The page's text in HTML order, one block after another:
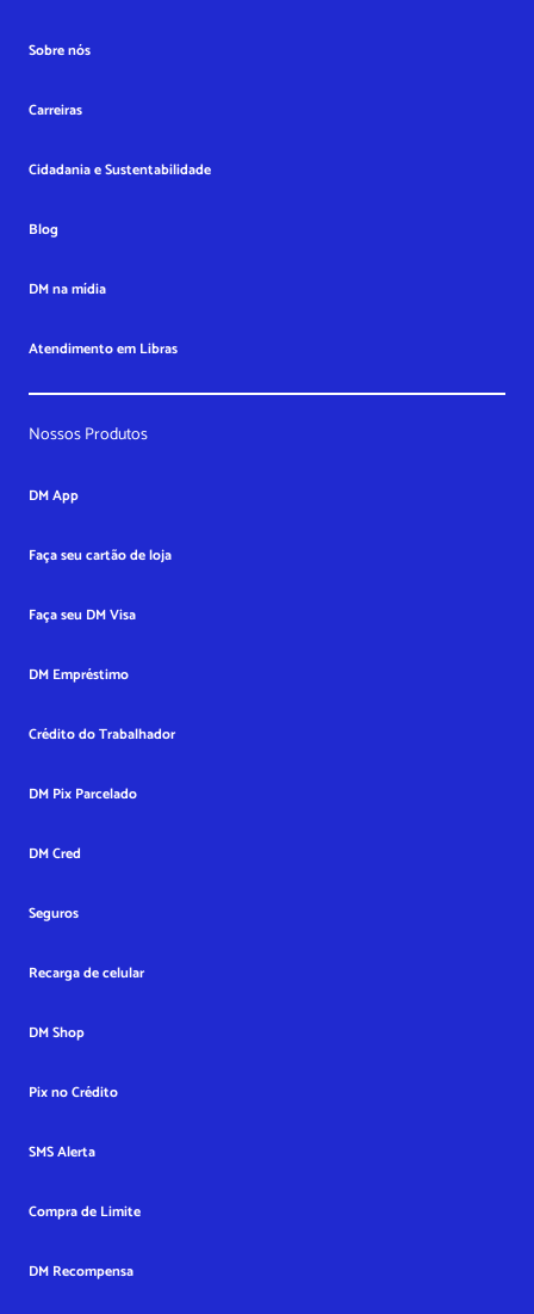
Sobre nós
Carreiras
Cidadania e Sustentabilidade
Blog
DM na mídia
Atendimento em Libras
Nossos Produtos
DM App
Faça seu cartão de loja
Faça seu DM Visa
DM Empréstimo
Crédito do Trabalhador
DM Pix Parcelado
DM Cred
Seguros
Recarga de celular
DM Shop
Pix no Crédito
SMS Alerta
Compra de Limite
DM Recompensa